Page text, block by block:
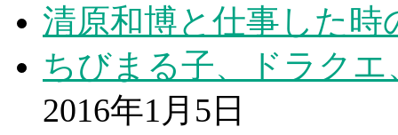
清原和博と仕事した時
ちびまる子、ドラク
2016年1月5日